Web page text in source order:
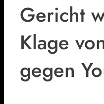
Gericht
Klage
gegen